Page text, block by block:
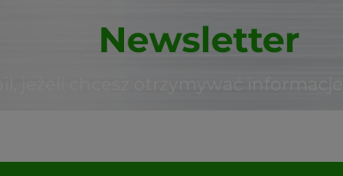
Newsletter
jeżeli chcesz otrzymywać